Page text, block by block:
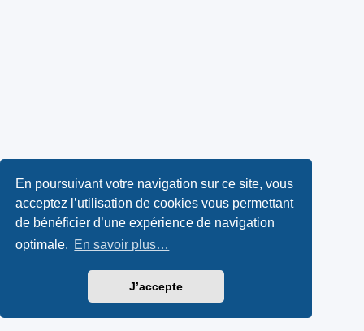
En poursuivant votre navigation sur ce site, vous
acceptez l’utilisation de cookies vous permettant
de bénéficier d’une expérience de navigation
optimale. En savoir plus…
J’accepte